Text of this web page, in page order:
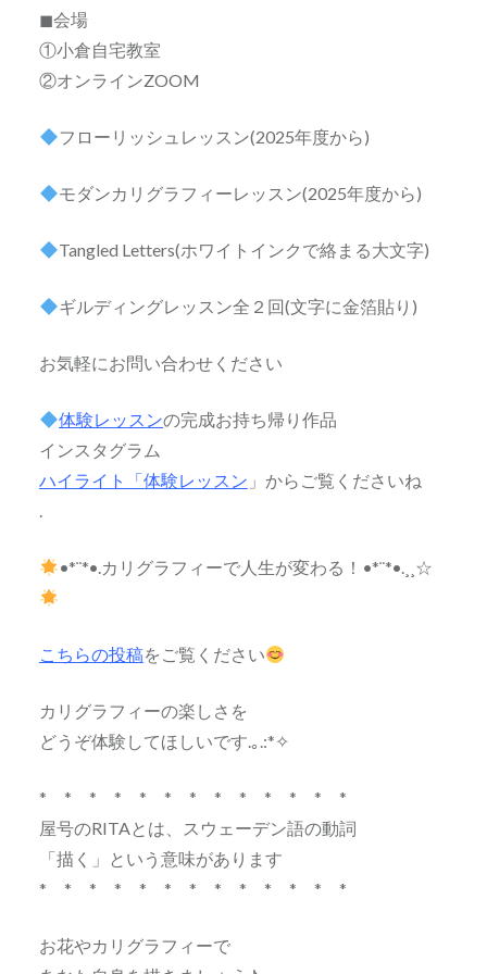
◼会場
①小倉自宅教室
②オンラインZOOM
フローリッシュレッスン(2025年度から)
モダンカリグラフィーレッスン(2025年度から)
Tangled Letters(ホワイトインクで絡まる大文字)
ギルディングレッスン全２回(文字に金箔貼り)
お気軽にお問い合わせください
体験レッスンの完成お持ち帰り作品
インスタグラム
ハイライト「体験レッスン 」からご覧くださいね
.
•*¨*•.カリグラフィーで人生が変わる！•*¨*•.¸¸☆
こちらの投稿をご覧ください
カリグラフィーの楽しさを
どうぞ体験してほしいです.｡.:*✧
* * * * * * * * * * * * *
屋号のRITAとは、スウェーデン語の動詞
「描く」という意味があります
* * * * * * * * * * * * *
お花やカリグラフィーで